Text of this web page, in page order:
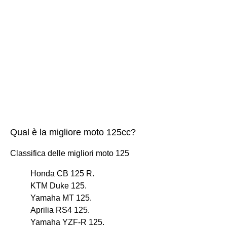
Qual è la migliore moto 125cc?
Classifica delle migliori moto 125
Honda CB 125 R.
KTM Duke 125.
Yamaha MT 125.
Aprilia RS4 125.
Yamaha YZF-R 125.